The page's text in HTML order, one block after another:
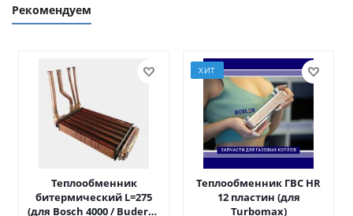
Рекомендуем
Теплообменник
битермический L=275
(для Bosch 4000 / Buderus
ХИТ
Теплообменник ГВС HR
12 пластин (для
Turbomax)